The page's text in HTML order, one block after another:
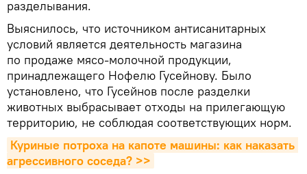
разделывания.
Выяснилось, что источником антисанитарных
условий является деятельность магазина
по продаже мясо-молочной продукции,
принадлежащего Нофелю Гусейнову. Было
установлено, что Гусейнов после разделки
животных выбрасывает отходы на прилегающую
территорию, не соблюдая соответствующих норм.
Куриные потроха на капоте машины: как наказать
агрессивного соседа? >>